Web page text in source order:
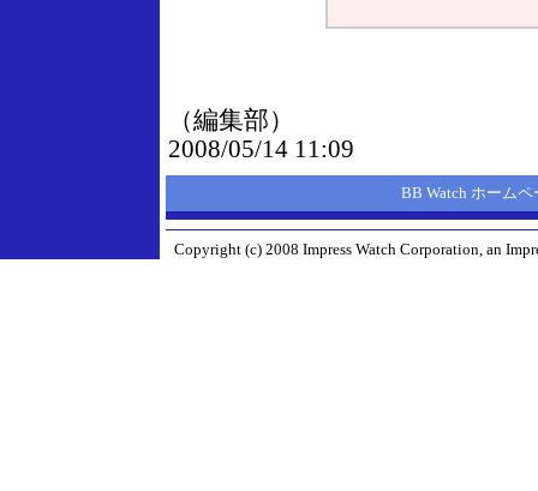
（編集部）
2008/05/14 11:09
BB Watch ホームペ
Copyright (c) 2008 Impress Watch Corporation, an